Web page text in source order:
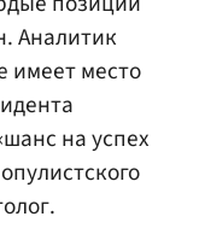
Аналитик
имеет место
на успех